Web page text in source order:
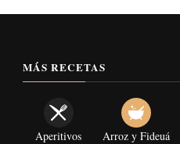
MÁS RECETAS
Aperitivos Arroz y Fideuá